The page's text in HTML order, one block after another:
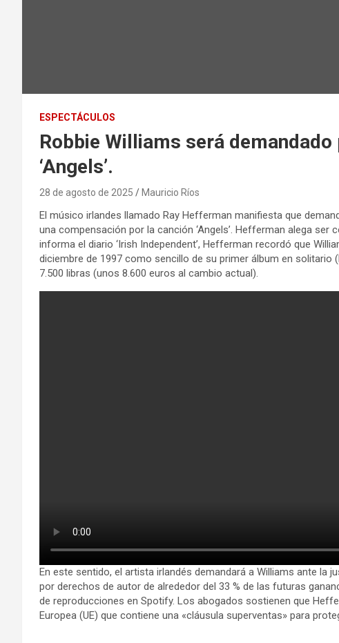
ESPECTÁCULOS
Robbie Williams será
‘Angels’.
28 de agosto de 2025 Mauricio Ríos
El músico irlandes llamado Ray Hefferman manifiesta que
una compensación por la canción ‘Angels’. Hefferman alega ser
informa el diario ‘Irish Independent’, Hefferman recordó que
diciembre de 1997 como sencillo de su primer álbum en solitario
7.500 libras (unos 8.600 euros al cambio actual).
En este sentido, el artista irlandés demandará a Williams ante la
por derechos de autor de alrededor del 33 % de las futuras
de reproducciones en Spotify. Los abogados sostienen que
Europea (UE) que contiene una «cláusula superventas» para